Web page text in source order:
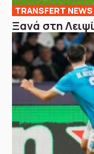
TRANSFERT NEWS
Ξανά στη